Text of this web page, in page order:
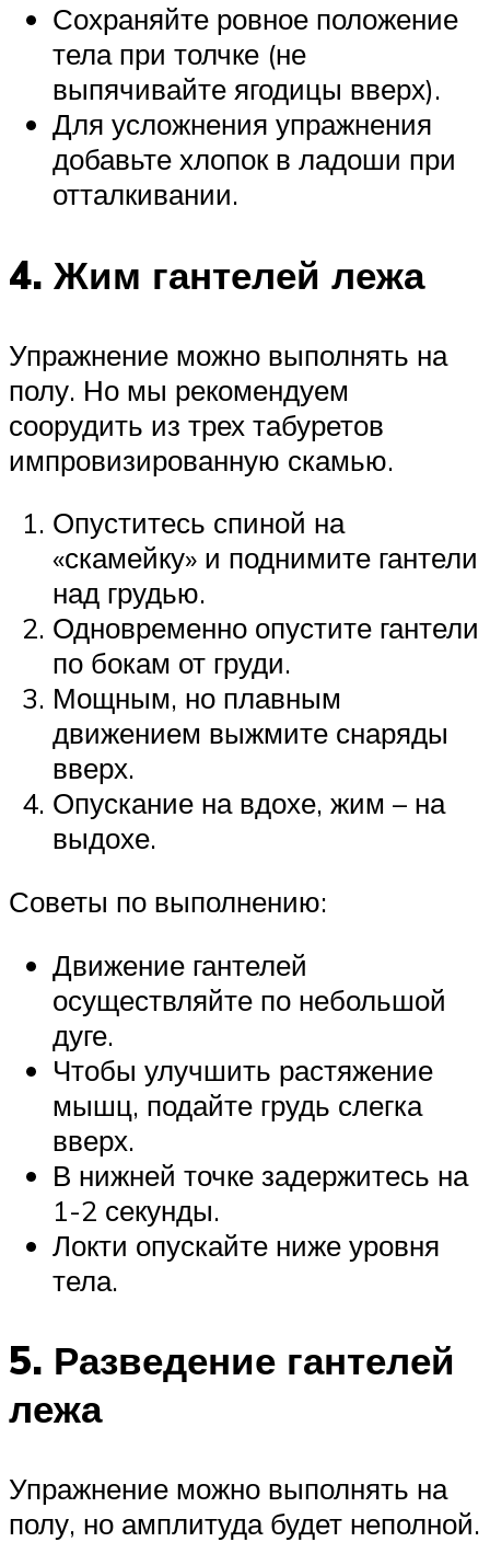
Сохраняйте ровное положение
тела при толчке (не
выпячивайте ягодицы вверх).
Для усложнения упражнения
добавьте хлопок в ладоши при
отталкивании.
4. Жим гантелей лежа
Упражнение можно выполнять на
полу. Но мы рекомендуем
соорудить из трех табуретов
импровизированную скамью.
Опуститесь спиной на
«скамейку» и поднимите гантели
над грудью.
Одновременно опустите гантели
по бокам от груди.
Мощным, но плавным
движением выжмите снаряды
вверх.
Опускание на вдохе, жим – на
выдохе.
Советы по выполнению:
Движение гантелей
осуществляйте по небольшой
дуге.
Чтобы улучшить растяжение
мышц, подайте грудь слегка
вверх.
В нижней точке задержитесь на
1-2 секунды.
Локти опускайте ниже уровня
тела.
5. Разведение гантелей
лежа
Упражнение можно выполнять на
полу, но амплитуда будет неполной.